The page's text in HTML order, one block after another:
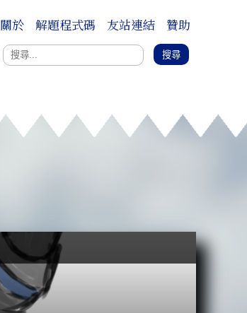
關於 解題程式碼 友站連結
贊助